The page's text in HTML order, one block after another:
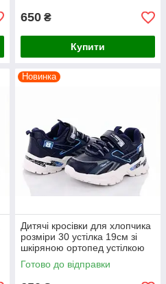
650 ₴
Купити
Новинка
Дитячі кросівки для хлопчика
розміри 30 устілка 19см зі
шкіряною ортопед устілкою
ВВТ сині
Готово до відправки